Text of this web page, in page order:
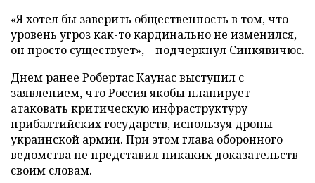
«Я хотел бы заверить общественность в том, что
уровень угроз как-то кардинально не изменился,
он просто существует», – подчеркнул Синкявичюс.
Днем ранее Робертас Каунас выступил с
заявлением, что Россия якобы планирует
атаковать критическую инфраструктуру
прибалтийских государств, используя дроны
украинской армии. При этом глава оборонного
ведомства не представил никаких доказательств
своим словам.